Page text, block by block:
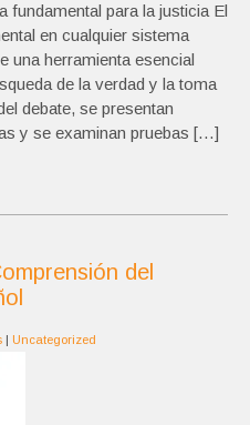
fundamental para la justicia El
en cualquier sistema
una herramienta esencial
de la verdad y la toma
debate, se presentan
y se examinan pruebas […]
del
| Uncategorized